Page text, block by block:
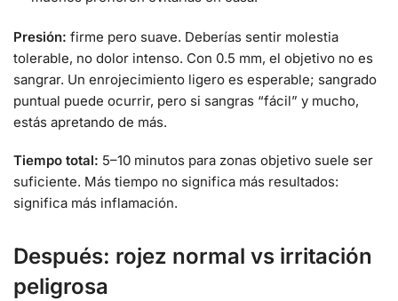
Presión: firme pero suave. Deberías sentir molestia
tolerable, no dolor intenso. Con 0.5 mm, el objetivo no es
sangrar. Un enrojecimiento ligero es esperable; sangrado
puntual puede ocurrir, pero si sangras “fácil” y mucho,
estás apretando de más.
Tiempo total: 5–10 minutos para zonas objetivo suele ser
suficiente. Más tiempo no significa más resultados:
significa más inflamación.
Después: rojez normal vs irritación
peligrosa